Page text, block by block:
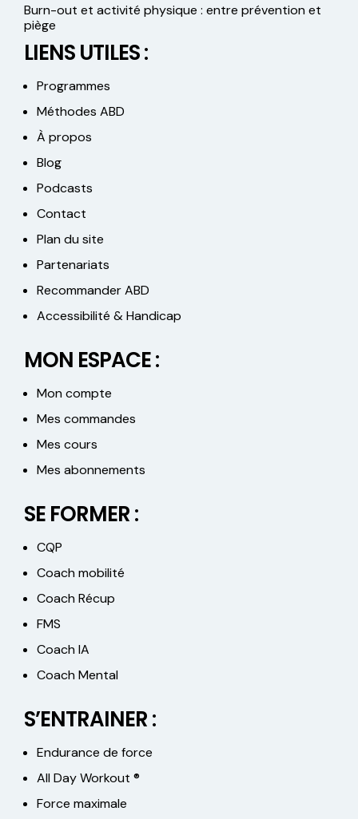
Burn-out et activité physique : entre prévention et
piège
LIENS UTILES :
Programmes
Méthodes ABD
À propos
Blog
Podcasts
Contact
Plan du site
Partenariats
Recommander ABD
Accessibilité & Handicap
MON ESPACE :
Mon compte
Mes commandes
Mes cours
Mes abonnements
SE FORMER :
CQP
Coach mobilité
Coach Récup
FMS
Coach IA
Coach Mental
S’ENTRAINER :
Endurance de force
All Day Workout ®
Force maximale